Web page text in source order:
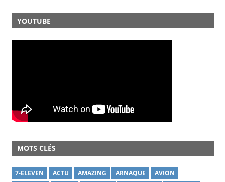
YOUTUBE
MOTS CLÉS
7-ELEVEN ACTU AMAZING ARNAQUE
AVION